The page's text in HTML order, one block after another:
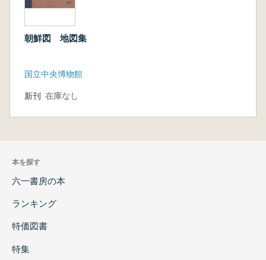
朝鮮図 地図集
国立中央博物館
新刊 在庫なし
本を探す
六一書房の本
ランキング
特価図書
特集